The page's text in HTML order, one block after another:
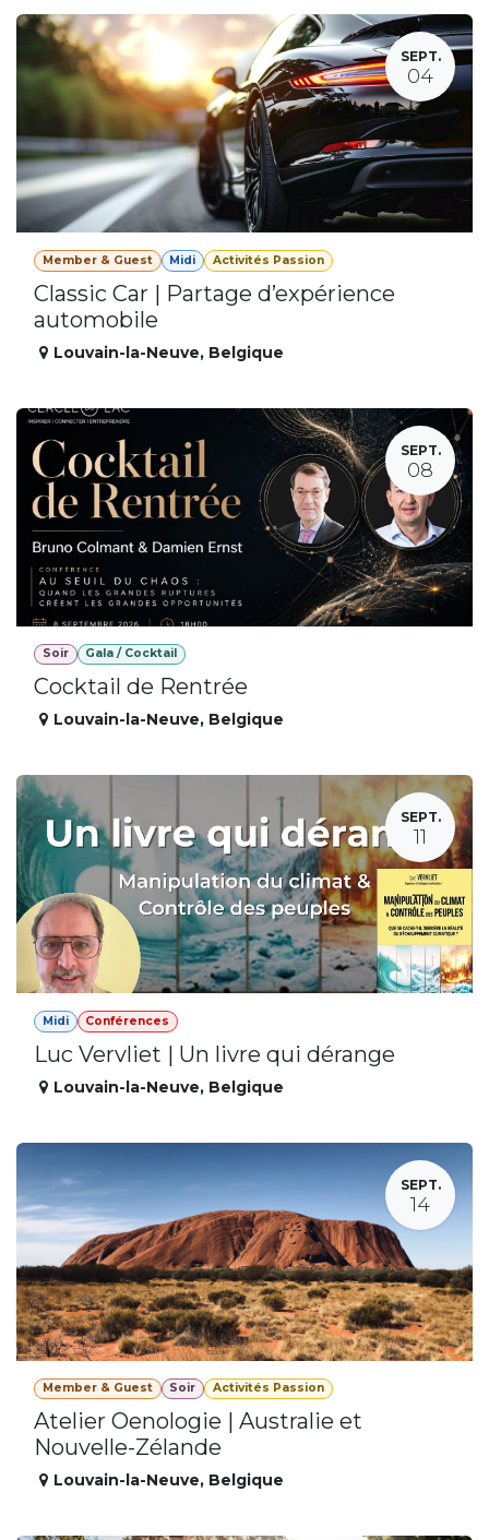
SEPT.
04
Member & Guest Midi Activités Passion
Classic Car | Partage d’expérience
automobile
Louvain-la-Neuve, Belgique
SEPT.
08
Soir Gala / Cocktail
Cocktail de Rentrée
Louvain-la-Neuve, Belgique
SEPT.
11
Midi Conférences
Luc Vervliet | Un livre qui dérange
Louvain-la-Neuve, Belgique
SEPT.
14
Member & Guest Soir Activités Passion
Atelier Oenologie | Australie et
Nouvelle-Zélande
Louvain-la-Neuve, Belgique